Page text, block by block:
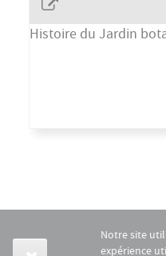
Histoire du Jardin
Notre site
expérience